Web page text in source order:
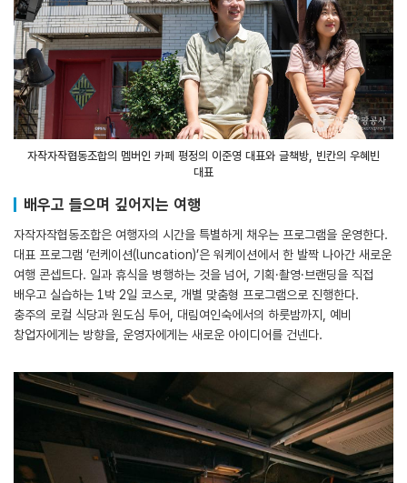
자작자작협동조합의 멤버인 카페 평정의 이준영 대표와 글책방, 빈칸의 우혜빈
대표
배우고 들으며 깊어지는 여행
자작자작협동조합은 여행자의 시간을 특별하게 채우는 프로그램을 운영한다.
대표 프로그램 ‘런케이션(luncation)’은 워케이션에서 한 발짝 나아간 새로운
여행 콘셉트다. 일과 휴식을 병행하는 것을 넘어, 기획·촬영·브랜딩을 직접
배우고 실습하는 1박 2일 코스로, 개별 맞춤형 프로그램으로 진행한다.
충주의 로컬 식당과 원도심 투어, 대림여인숙에서의 하룻밤까지, 예비
창업자에게는 방향을, 운영자에게는 새로운 아이디어를 건넨다.